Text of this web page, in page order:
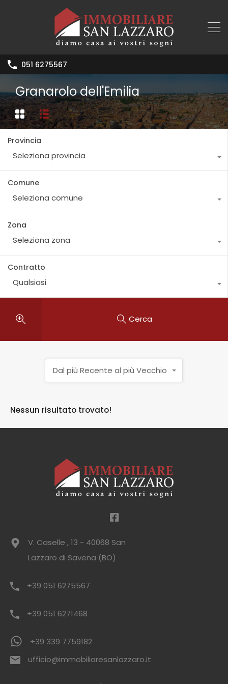
051 6275567
Granarolo dell'Emilia
Provincia
Seleziona provincia
Comune
Seleziona comune
Zona
Seleziona zona
Contratto
Qualsiasi
Cerca
Dal più Recente al più Vecchio
Nessun risultato trovato!
V. Caselle , 13 - 40068 San
Lazzaro di Savena (BO)
+39 051 6275567
+39 051 6271468
+39 339 7759182
ufficio@immobiliaresanlazzaro.it